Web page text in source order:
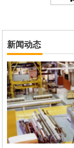
新闻动态